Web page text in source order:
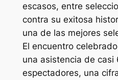
escasos, entre
contra su exitosa
una de las mejores
El encuentro
una asistencia de casi
espectadores, una